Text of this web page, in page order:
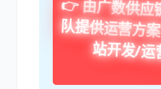
👉 由广数供应
队提供运营方
站开发/运